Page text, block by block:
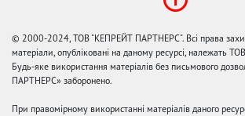
© 2000-2024, ТОВ "КЕПРЕЙТ ПАРТНЕРС". Всі права
матеріали, опубліковані на даному ресурсі, належать
Будь-яке використання матеріалів без письмового
ПАРТНЕРС» заборонено.
При правомірному використанні матеріалів даного